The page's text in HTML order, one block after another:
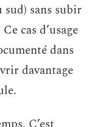
sans subir
cas d’usage
dans
davantage